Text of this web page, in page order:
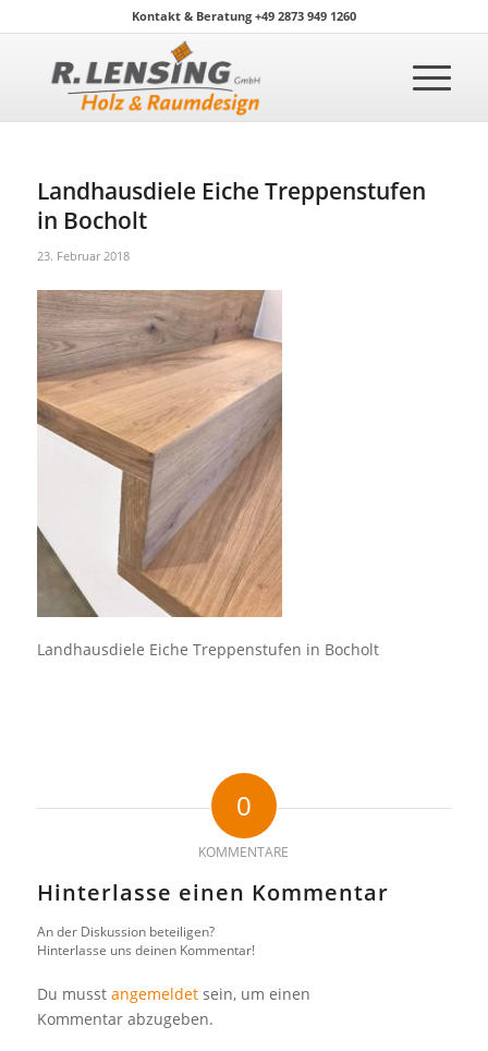
Kontakt & Beratung +49 2873 949 1260
Landhausdiele Eiche Treppenstufen
in Bocholt
23. Februar 2018
Landhausdiele Eiche Treppenstufen in Bocholt
0
KOMMENTARE
Hinterlasse einen Kommentar
An der Diskussion beteiligen?
Hinterlasse uns deinen Kommentar!
Du musst angemeldetsein, um einen
Kommentar abzugeben.